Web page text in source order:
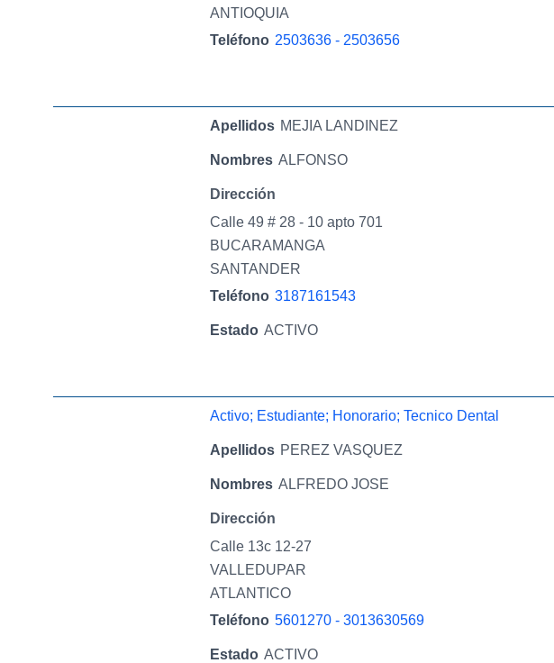
ANTIOQUIA
Teléfono 2503636 - 2503656
Apellidos MEJIA LANDINEZ
Nombres ALFONSO
Dirección
Calle 49 # 28 - 10 apto 701
BUCARAMANGA
SANTANDER
Teléfono 3187161543
Estado ACTIVO
Activo; Estudiante; Honorario; Tecnico Dental
Apellidos PEREZ VASQUEZ
Nombres ALFREDO JOSE
Dirección
Calle 13c 12-27
VALLEDUPAR
ATLANTICO
Teléfono 5601270 - 3013630569
Estado ACTIVO